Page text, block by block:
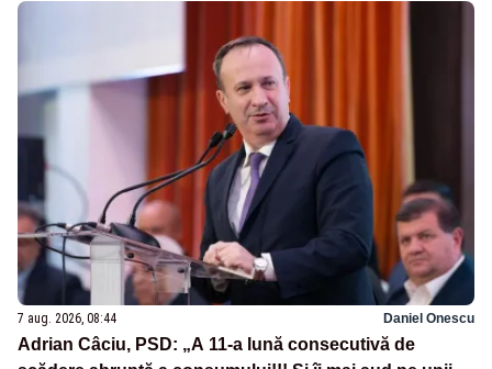
7 aug. 2026, 08:44 Daniel Onescu
Adrian Câciu, PSD: „A 11-a lună consecutivă de